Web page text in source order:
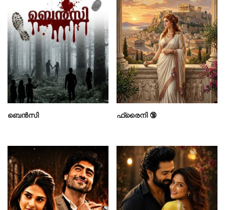
ബെൻസി ഫ്രൈനി 🔞